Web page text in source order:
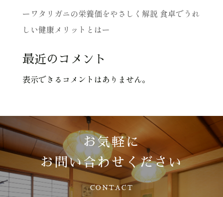
ーワタリガニの栄養価をやさしく解説 食卓でうれ
しい健康メリットとはー
最近のコメント
表示できるコメントはありません。
お気軽に
お問い合わせください
CONTACT